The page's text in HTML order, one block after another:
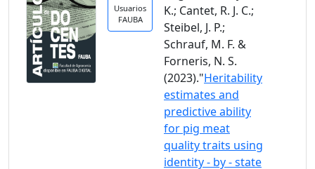
Usuarios
FAUBA
K.; Cantet, R. J. C.;
Steibel, J. P.;
Schrauf, M. F. &
Forneris, N. S.
(2023)."Heritability
estimates and
predictive ability
for pig meat
quality traits using
identity - by - state